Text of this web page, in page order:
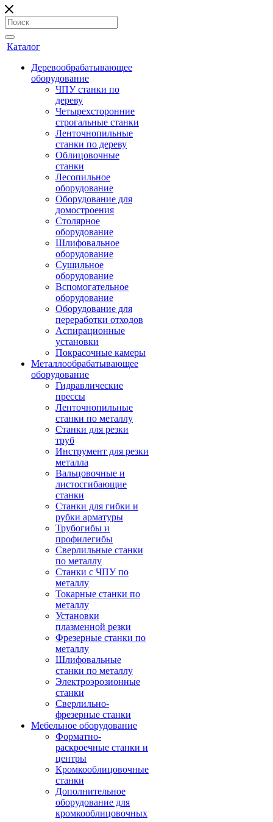
Каталог
Деревообрабатывающее
оборудование
ЧПУ станки по
дереву
Четырехсторонние
строгальные станки
Ленточнопильные
станки по дереву
Облицовочные
станки
Лесопильное
оборудование
Оборудование для
домостроения
Столярное
оборудование
Шлифовальное
оборудование
Сушильное
оборудование
Вспомогательное
оборудование
Оборудование для
переработки отходов
Аспирационные
установки
Покрасочные камеры
Металлообрабатывающее
оборудование
Гидравлические
прессы
Ленточнопильные
станки по металлу
Станки для резки
труб
Инструмент для резки
металла
Вальцовочные и
листосгибающие
станки
Станки для гибки и
рубки арматуры
Трубогибы и
профилегибы
Сверлильные станки
по металлу
Станки с ЧПУ по
металлу
Токарные станки по
металлу
Установки
плазменной резки
Фрезерные станки по
металлу
Шлифовальные
станки по металлу
Электроэрозионные
станки
Сверлильно-
фрезерные станки
Мебельное оборудование
Форматно-
раскроечные станки и
центры
Кромкооблицовочные
станки
Дополнительное
оборудование для
кромкооблицовочных